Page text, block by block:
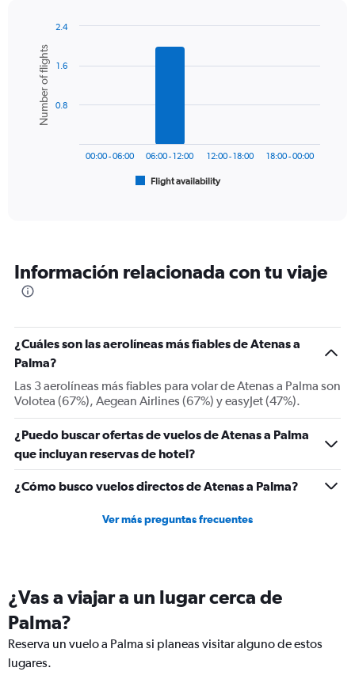
axis
displaying
values.
Range:
chart
with
bars.
The
categories.
The
Y
axis
displaying
Number
of
Range:
0
to
2.4.
Chart
graphic.
Number of flights
Flight availability
00:00 - 06:00 06:00 - 12:00 12:00 - 18:00 18:00 - 00:00
0.8
1.6
2.4
Información relacionada con tu viaje
¿Cuáles son las aerolíneas más fiables de Atenas a
Palma?
Las 3 aerolíneas más fiables para volar de Atenas a Palma son
Volotea (67%), Aegean Airlines (67%) y easyJet (47%).
¿Puedo buscar ofertas de vuelos de Atenas a Palma
que incluyan reservas de hotel?
¿Cómo busco vuelos directos de Atenas a Palma?
Ver más preguntas frecuentes
¿Vas a viajar a un lugar cerca de
Palma?
Reserva un vuelo a Palma si planeas visitar alguno de estos
lugares.